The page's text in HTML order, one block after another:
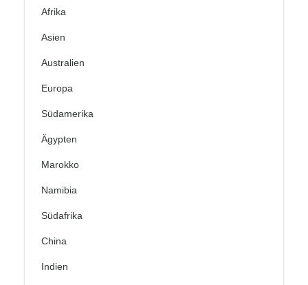
Afrika
Asien
Australien
Europa
Südamerika
Ägypten
Marokko
Namibia
Südafrika
China
Indien